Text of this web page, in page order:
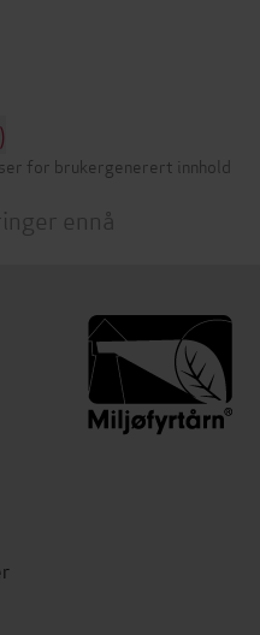
for brukergenerert innhold
ennå